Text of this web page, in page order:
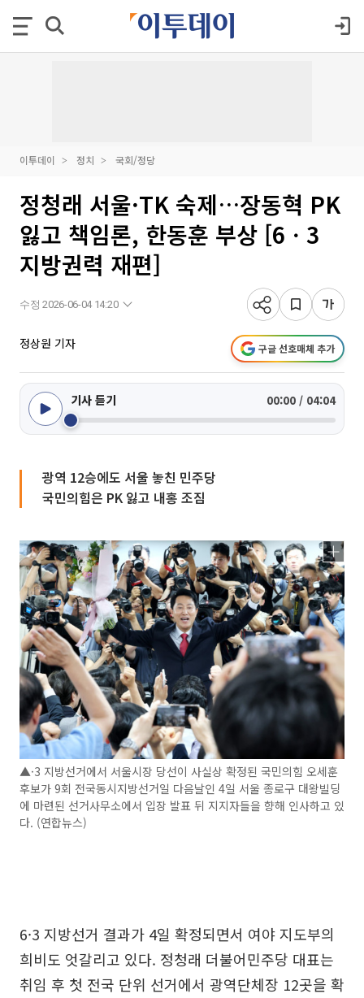
이투데이 정치 국회/정당
정청래 서울·TK 숙제…장동혁 PK
잃고 책임론, 한동훈 부상 [6ㆍ3
지방권력 재편]
수정 2026-06-04 14:20
정상원 기자 구글 선호매체 추가
기사 듣기 00:00 / 04:04
광역 12승에도 서울 놓친 민주당
국민의힘은 PK 잃고 내홍 조짐
▲·3 지방선거에서 서울시장 당선이 사실상 확정된 국민의힘 오세훈
후보가 9회 전국동시지방선거일 다음날인 4일 서울 종로구 대왕빌딩
에 마련된 선거사무소에서 입장 발표 뒤 지지자들을 향해 인사하고 있
다. (연합뉴스)
6·3 지방선거 결과가 4일 확정되면서 여야 지도부의
희비도 엇갈리고 있다. 정청래 더불어민주당 대표는
취임 후 첫 전국 단위 선거에서 광역단체장 12곳을 확